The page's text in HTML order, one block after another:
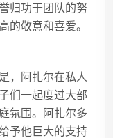
归功于团队的努
的敬意和喜爱。
，阿扎尔在私人
们一起度过大部
氛围。阿扎尔多
予他巨大的支持